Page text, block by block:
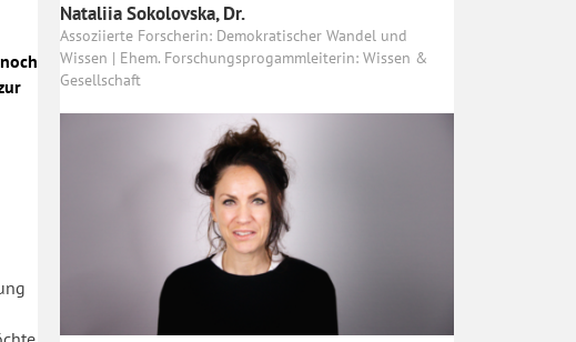
Nataliia Sokolovska, Dr.
Assoziierte Forscherin: Demokratischer Wandel und
Wissen | Ehem. Forschungsprogammleiterin: Wissen &
Gesellschaft